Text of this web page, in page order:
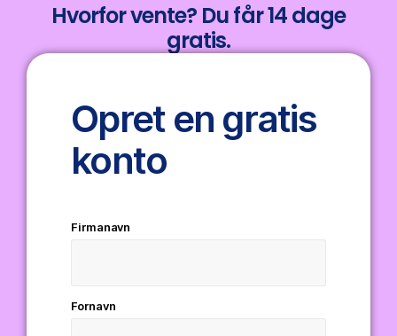
Hvorfor vente? Du får 14 dage
gratis.
Opret en gratis
konto
Firmanavn
Fornavn